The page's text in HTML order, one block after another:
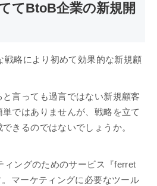
てBtoB企業の新規開
戦略により初めて効果的な新規顧
言っても過言ではない新規顧客
ではありませんが、戦略を立て
きるのではないでしょうか。
ィングのためのサービス『ferret
マーケティングに必要なツール